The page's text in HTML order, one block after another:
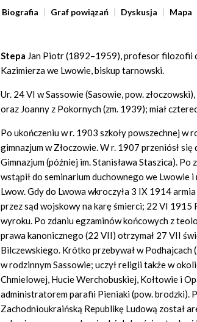
Biografia Graf powiązań Dyskusja Mapa
Stepa Jan Piotr (1892–1959), profesor filozofii
Kazimierza we Lwowie, biskup tarnowski.
Ur. 24 VI w Sassowie (Sasowie, pow.
oraz Joanny z Pokornych (zm. 1939); miał
Po ukończeniu w r. 1903 szkoły powszechnej w
gimnazjum w Złoczowie. W r. 1907 przeniósł
Gimnazjum (później im. Stanisława Staszica).
wstąpił do seminarium duchownego we Lwowie
Lwow. Gdy do Lwowa wkroczyła 3 IX 1914
przez sąd wojskowy na karę śmierci; 22 VI
wyroku. Po zdaniu egzaminów końcowych z
prawa kanonicznego (22 VII) otrzymał 27 VII
Bilczewskiego. Krótko przebywał w Podhajcach
w rodzinnym Sassowie; uczył religii także w
Chmielowej, Hucie Werchobuskiej, Kołtowie i
administratorem parafii Pieniaki (pow. brodzki).
Zachodnioukraińską Republikę Ludową został